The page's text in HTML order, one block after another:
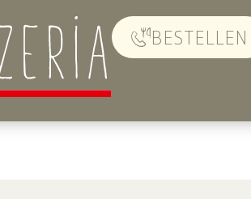
BESTELLEN